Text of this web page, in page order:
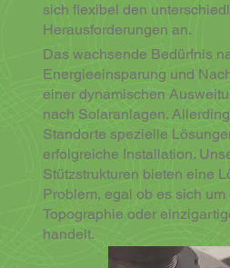
sich flexibel den
Herausforderungen an.
Das wachsende Bedürfnis
Energieeinsparung und
einer dynamischen
nach Solaranlagen.
Standorte spezielle
erfolgreiche Installation.
Stützstrukturen bieten eine
Problem, egal ob es sich um
Topographie oder
handelt.